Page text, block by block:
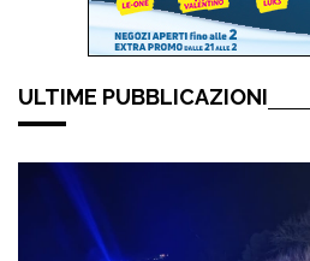
ULTIME PUBBLICAZIONI